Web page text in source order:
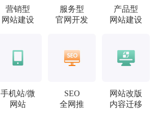
营销型
网站建设
服务型
官网开发
产品型
网站建设
手机站/微
网站
SEO
全网推
网站改版
内容迁移